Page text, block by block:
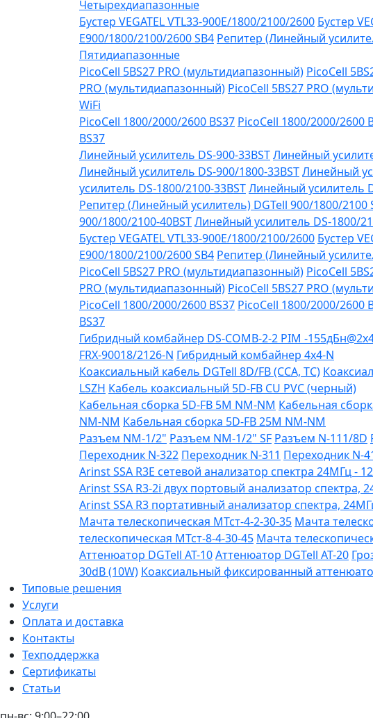
Четырехдиапазонные
Бустер VEGATEL VTL33-900E/1800/2100/2600 Бустер
Е900/1800/2100/2600 SB4 Репитер (Линейный
Пятидиапазонные
PicoCell 5BS27 PRO (мультидиапазонный) PicoCell
PRO (мультидиапазонный) PicoCell 5BS27 PRO
WiFi
PicoCell 1800/2000/2600 BS37 PicoCell 1800/2000/2600
BS37
Линейный усилитель DS-900-33BSTЛинейный
Линейный усилитель DS-900/1800-33BSTЛинейный
усилитель DS-1800/2100-33BSTЛинейный усилитель
Репитер (Линейный усилитель) DGTell 900/1800/2100
900/1800/2100-40BSTЛинейный усилитель DS-1800/
Бустер VEGATEL VTL33-900E/1800/2100/2600 Бустер
Е900/1800/2100/2600 SB4 Репитер (Линейный
PicoCell 5BS27 PRO (мультидиапазонный) PicoCell
PRO (мультидиапазонный) PicoCell 5BS27 PRO
PicoCell 1800/2000/2600 BS37 PicoCell 1800/2000/2600
BS37
Гибридный комбайнер DS-COMB-2-2 PIM -
FRX-90018/2126-N Гибридный комбайнер 4х4-N
Коаксиальный кабель DGTell 8D/FB (CCA, TC)
LSZH Кабель коаксиальный 5D-FB CU PVC (черный)
Кабельная сборка 5D-FB 5М NM-NM Кабельная
NM-NM Кабельная сборка 5D-FB 25М NM-NM
Разъем NM-1/2" Разъем NM-1/2" SF Разъем N-111/8D
Переходник N-322 Переходник N-311 Переходник N-
Arinst SSA R3Е сетевой анализатор спектра 24МГц -
Arinst SSA R3-2i двух портовый анализатор спектра,
Arinst SSA R3 портативный анализатор спектра,
Мачта телескопическая МТст-4-2-30-35 Мачта
телескопическая МТст-8-4-30-45 Мачта
Аттенюатор DGTell AT-10Аттенюатор DGTell AT-20
30dB (10W) Коаксиальный фиксированный
Типовые решения
Услуги
Оплата и доставка
Контакты
Техподдержка
Сертификаты
Статьи